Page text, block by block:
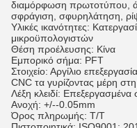
διαμόρφωση πρωτοτύπου,
σφράγιση, σφυρηλάτηση,
Υλικές ικανότητες:
μικροϋπολογιστών
Θέση προέλευσης: Κίνα
Εμπορικό σήμα: PFT
Στοιχείο: Αργίλιο
CNC τα γυρίζοντας μέρη
Λέξη κλειδί:
Ανοχή: +/--0.05mm
Όρος πληρωμής: T/T